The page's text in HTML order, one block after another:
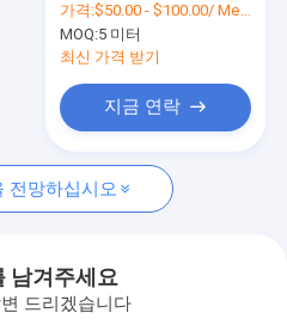
드 메쉬 본인
가격:$50.00 - $100.00/ Meter|3 Meter/Meters(Min. Order)
MOQ:5 미터
최신 가격 받기
지금 연락
전망하십시오
남겨주세요
드리겠습니다